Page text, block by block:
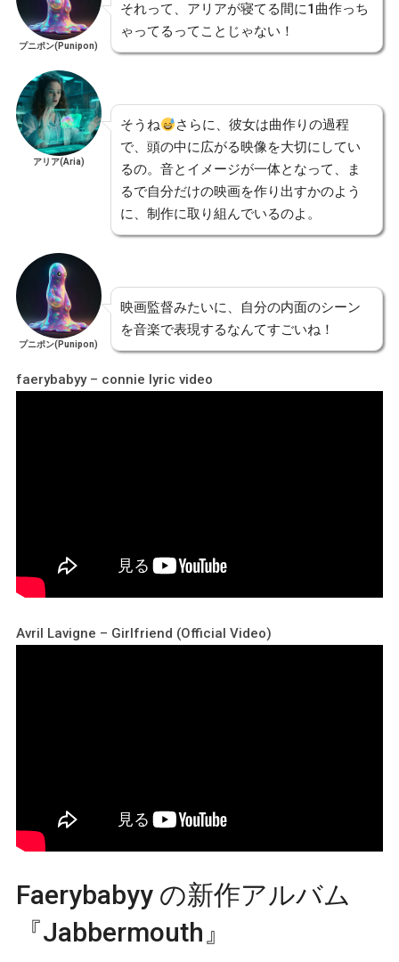
プニポン(Punipon)
それって、アリアが寝てる間に1曲作っち
ゃってるってことじゃない！
アリア(Aria)
そうね
さらに、彼女は曲作りの過程
で、頭の中に広がる映像を大切にしてい
るの。音とイメージが一体となって、ま
るで自分だけの映画を作り出すかのよう
に、制作に取り組んでいるのよ。
プニポン(Punipon)
映画監督みたいに、自分の内面のシーン
を音楽で表現するなんてすごいね！
faerybabyy – connie lyric video
Avril Lavigne – Girlfriend (Official Video)
Faerybabyy の新作アルバム
『Jabbermouth』